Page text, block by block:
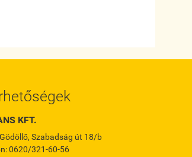
KFT.
Szabadság út 18/b
0620/321-60-56